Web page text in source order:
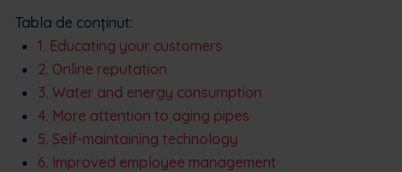
Tabla de conținut:
1. Educating your customers
2. Online reputation
3. Water and energy consumption
4. More attention to aging pipes
5. Self-maintaining technology
6. Improved employee management